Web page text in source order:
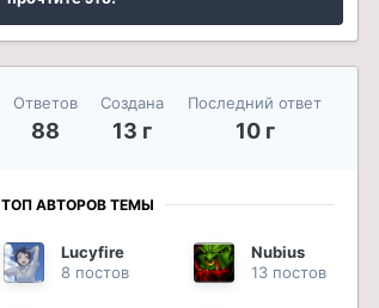
Ответов
88
Создана
13 г
Последний ответ
10 г
ТОП АВТОРОВ ТЕМЫ
Lucyfire
8 постов
Nubius
13 постов